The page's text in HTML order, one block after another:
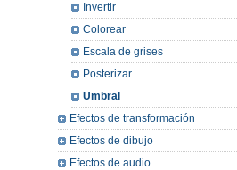
Invertir
Colorear
Escala de grises
Posterizar
Umbral
Efectos de transformación
Efectos de dibujo
Efectos de audio